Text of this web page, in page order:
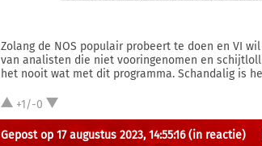
Zolang de NOS populair probeert te doen en VI
van analisten die niet vooringenomen en
het nooit wat met dit programma. Schandalig is
+1/-0
Gepost op 17 augustus 2023, 14:55:16 (in reactie)